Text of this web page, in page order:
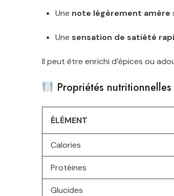
Une note légèrement amère
Une sensation de satiété
Il peut être enrichi d’épices ou
Propriétés
ÉLÉMENT
Calories
Protéines
Glucides